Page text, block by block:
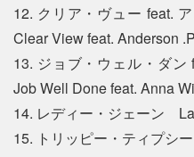
12. クリア・ヴュー feat.
Clear View feat. Anderson
13. ジョブ・ウェル・ダ
Job Well Done feat. Anna
14. レディー・ジェーン
15. トリッピー・ティプシ